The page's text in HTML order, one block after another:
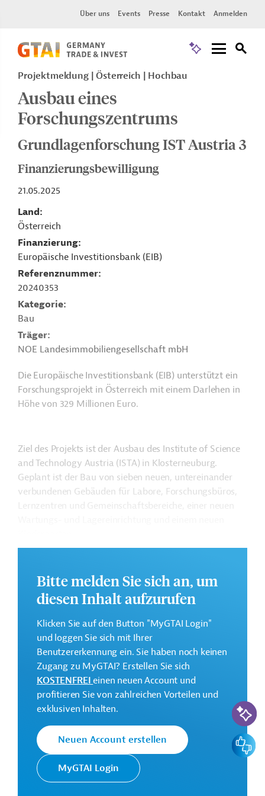
Über uns Events Presse Kontakt Anmelden
Projektmeldung Österreich Hochbau
Ausbau eines
Forschungszentrums
Grundlagenforschung IST Austria 3
Finanzierungsbewilligung
21.05.2025
Land
Österreich
Finanzierung
Europäische Investitionsbank (EIB)
Referenznummer
20240353
Kategorie
Bau
Träger
NOE Landesimmobiliengesellschaft mbH
Die Europäische Investitionsbank (EIB) unterstützt ein
Forschungsprojekt in Österreich mit einem Darlehen in
Höhe von 329 Millionen Euro.
Ziel des Projekts ist der Ausbau des Institute of Science
and Technology Austria (ISTA) in Klosterneuburg.
Geplant ist der Bau von sieben neuen, untereinander
verbundenen Gebäuden für Labore, Forschungsbüros,
Lernzentren und Gemeinschaftsbereiche, einer neuen
GTAI informiert über die
: Schwerpunkte, Regularien
und praktische Hinweise zur Geschäftsanbahnung.
Gesamtkosten:
660 Millionen Euro (voraussichtlich)
Geberbeitrag:
329 Millionen Euro (voraussichtlich; Darlehen)
Kontaktadressen
Bitte melden Sie sich an, um
diesen Inhalt aufzurufen
Klicken Sie auf den Button "MyGTAI Login"
und loggen Sie sich mit Ihrer
Benutzererkennung ein. Sie haben noch keinen
Zugang zu MyGTAI? Erstellen Sie sich
KOSTENFREIeinen neuen Account und
profitieren Sie von zahlreichen Vorteilen und
exklusiven Inhalten.
Neuen Account erstellen
MyGTAI Login
KI-